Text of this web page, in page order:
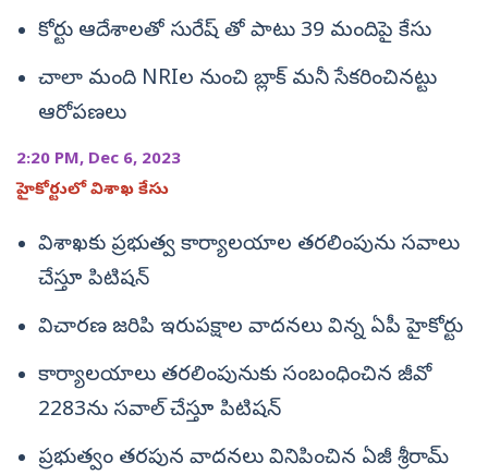
కోర్టు ఆదేశాలతో సురేష్ తో పాటు 39 మందిపై కేసు
చాలా మంది NRIల నుంచి బ్లాక్‌ మనీ సేకరించినట్టు
ఆరోపణలు
2:20 PM, Dec 6, 2023
హైకోర్టులో విశాఖ కేసు
విశాఖకు ప్రభుత్వ కార్యాలయాల తరలింపును సవాలు
చేస్తూ పిటిషన్
విచారణ జరిపి ఇరుపక్షాల వాదనలు విన్న ఏపీ హైకోర్టు
కార్యాలయాలు తరలింపునుకు సంబంధించిన జీవో
2283ను సవాల్ చేస్తూ పిటిషన్
ప్రభుత్వం తరపున వాదనలు వినిపించిన ఏజీ శ్రీరామ్